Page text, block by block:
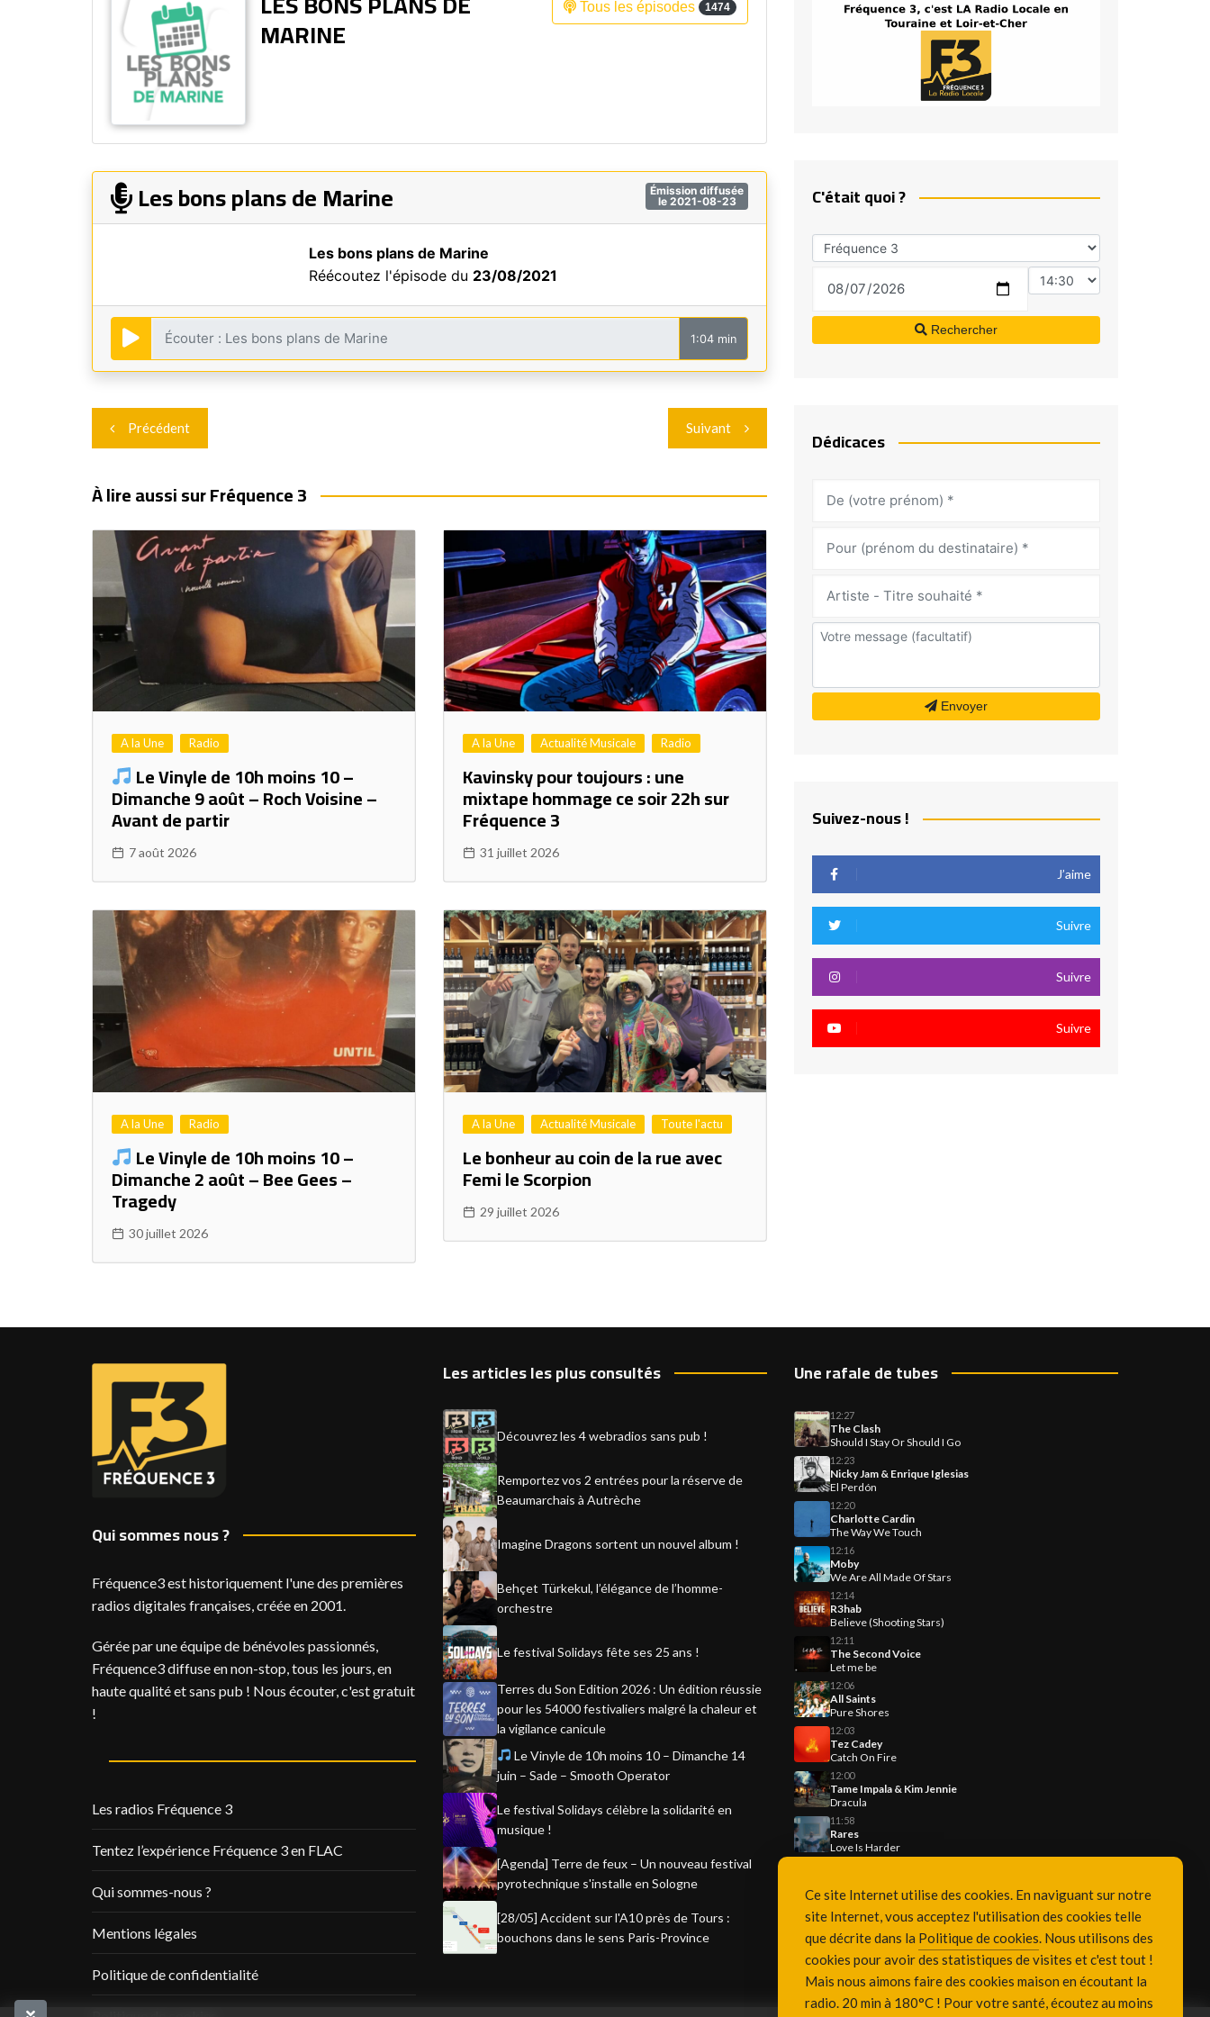
Fréquence 3 Urban
Tous les épisodes 1474
MARINE
Émission diffusée
le 2021-08-23
Les bons plans de Marine
Les bons plans de Marine
Réécoutez l'épisode du 23/08/2021
1:04 min
Navigation
de
l’article
Précédent Suivant
À lire aussi sur Fréquence 3
A la Une Radio
Le Vinyle de 10h moins 10 –
Dimanche 9 août – Roch Voisine –
Avant de partir
7 août 2026
A la Une Actualité Musicale Radio
Kavinsky pour toujours : une
mixtape hommage ce soir 22h sur
Fréquence 3
31 juillet 2026
A la Une Radio
Le Vinyle de 10h moins 10 –
Dimanche 2 août – Bee Gees –
Tragedy
30 juillet 2026
A la Une Actualité Musicale Toute l'actu
Le bonheur au coin de la rue avec
Femi le Scorpion
29 juillet 2026
C'était quoi ?
Rechercher
Dédicaces
Envoyer
Suivez-nous !
J’aime
Suivre
Suivre
Suivre
Qui sommes nous ?
Fréquence3 est historiquement l'une des premières
radios digitales françaises, créée en 2001.
Gérée par une équipe de bénévoles passionnés,
Fréquence3 diffuse en non-stop, tous les jours, en
haute qualité et sans pub ! Nous écouter, c'est gratuit
!
Les radios Fréquence 3
Tentez l’expérience Fréquence 3 en FLAC
Qui sommes-nous ?
Mentions légales
Politique de confidentialité
Les articles les plus consultés
Découvrez les 4 webradios sans pub !
Remportez vos 2 entrées pour la réserve de
Beaumarchais à Autrèche
Imagine Dragons sortent un nouvel album !
Behçet Türkekul, l’élégance de l’homme-
orchestre
Le festival Solidays fête ses 25 ans !
Terres du Son Edition 2026 : Un édition réussie
pour les 54000 festivaliers malgré la chaleur et
la vigilance canicule
Le Vinyle de 10h moins 10 – Dimanche 14
juin – Sade – Smooth Operator
Le festival Solidays célèbre la solidarité en
musique !
[Agenda] Terre de feux – Un nouveau festival
pyrotechnique s'installe en Sologne
[28/05] Accident sur l'A10 près de Tours :
bouchons dans le sens Paris-Province
Une rafale de tubes
12:27
The Clash
Should I Stay Or Should I Go
12:23
Nicky Jam & Enrique Iglesias
El Perdón
12:20
Charlotte Cardin
The Way We Touch
12:16
Moby
We Are All Made Of Stars
12:14
R3hab
Believe (Shooting Stars)
12:11
The Second Voice
Let me be
12:06
All Saints
Pure Shores
12:03
Tez Cadey
Catch On Fire
12:00
Tame Impala & Kim Jennie
Dracula
11:58
Rares
Love Is Harder
Ce site Internet utilise des cookies. En naviguant sur notre
site Internet, vous acceptez l'utilisation des cookies telle
que décrite dans la Politique de cookies. Nous utilisons des
cookies pour avoir des statistiques de visites et c'est tout !
Mais nous aimons faire des cookies maison en écoutant la
radio. 20 min à 180°C ! Pour votre santé, écoutez au moins